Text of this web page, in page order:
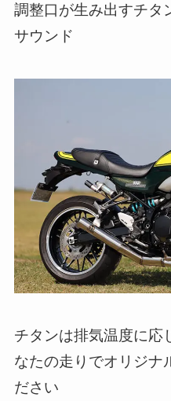
調整口が生み出すチタ
サウンド
チタンは排気温度に
なたの走りでオリジナ
ださい